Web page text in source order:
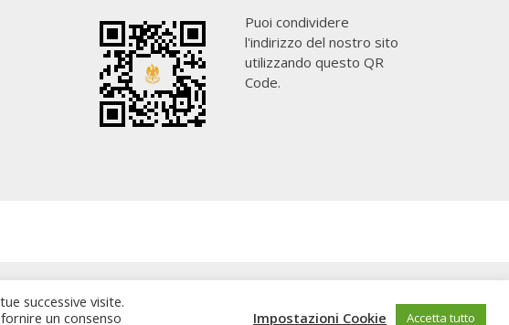
Puoi condividere
l'indirizzo del nostro sito
utilizzando questo QR
Code.
successive visite.
un consenso
Impostazioni Cookie Accetta tutto